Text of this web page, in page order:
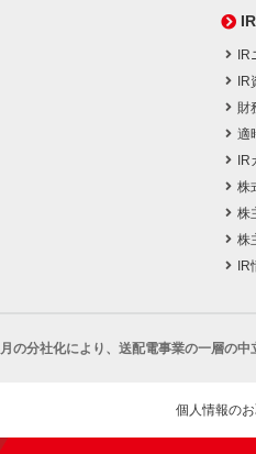
財
適
株
株
株
の分社化により、 送配電事業の一層の中
個人情報の